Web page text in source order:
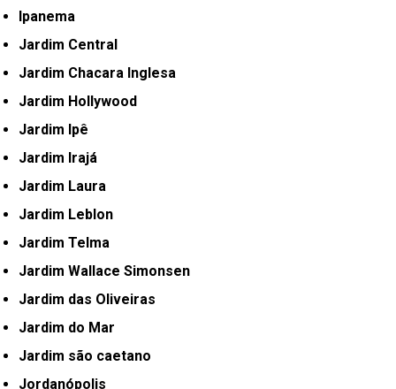
Ipanema
Jardim Central
Jardim Chacara Inglesa
Jardim Hollywood
Jardim Ipê
Jardim Irajá
Jardim Laura
Jardim Leblon
Jardim Telma
Jardim Wallace Simonsen
Jardim das Oliveiras
Jardim do Mar
Jardim são caetano
Jordanópolis